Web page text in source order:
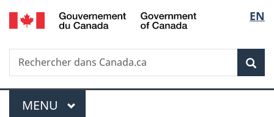
Passer
au
principal
Passer
à
Au
du
Passer
au
de
section
Passer
à
version
simplifiée
de
la
EN
Recherche
Rechercher
dans
Menu
MENU PRINCIPAL